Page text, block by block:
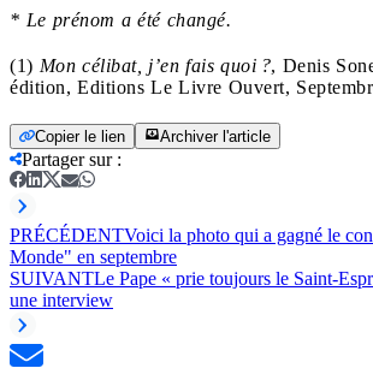
* Le prénom a été changé.
(1) Mon célibat, j’en fais quoi ?, Denis
édition, Editions Le Livre Ouvert,
Copier le lien Archiver l'article
Partager sur:
PRÉCÉDENTVoici la photo qui a gagné le
Monde" en septembre
SUIVANTLe Pape « prie toujours le Saint-
une interview